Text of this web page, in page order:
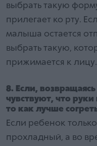
выбрать такую
прилегает ко рту.
малыша остается
выбрать такую,
прижимается к лицу.
8. Если,
чувствуют, что
то как лучше
Если ребенок
прохладный, а во